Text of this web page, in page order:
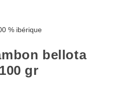
% ibérique
bellota
gr